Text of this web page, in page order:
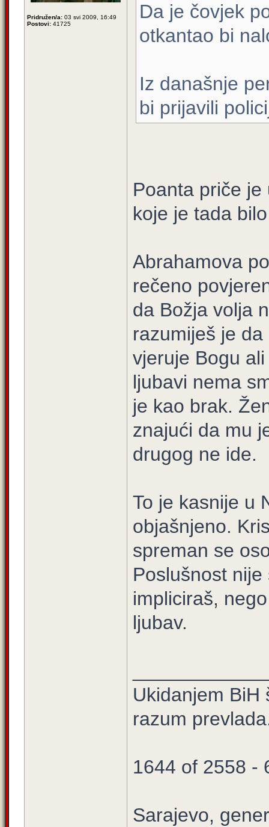
Pridružen/a: 03 svi 2009, 16:49
Postovi: 41725
Da je čovjek
otkantao bi
Iz današnje
bi prijavili
Poanta priče
koje je tada
Abrahamova
rečeno
da Božja volja
razumiješ je
vjeruje Bogu
ljubavi nema
je kao brak.
znajući da mu
drugog ne ide.
To je kasnije u
objašnjeno.
spreman se
Poslušnost
impliciraš,
ljubav.
Ukidanjem BiH
razum
1644 of 2558 -
Sarajevo,